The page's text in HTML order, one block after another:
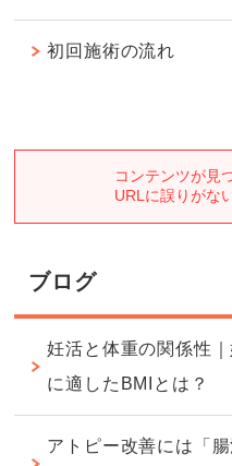
初回施術の流れ
ブログ
妊活と体重の関係性
に適したBMIとは？
アトピー改善には「